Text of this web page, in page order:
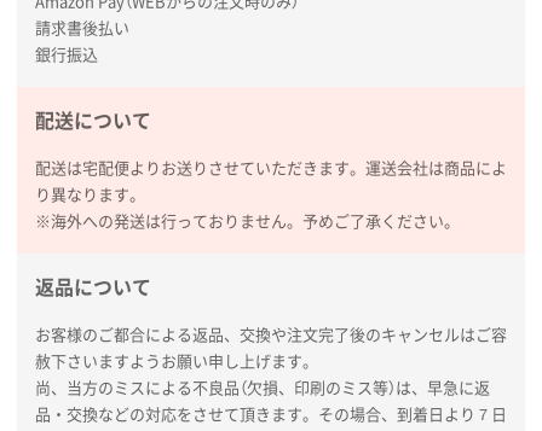
2026年01月27日 13:12
毎年注文しており、信頼できるから。出来上がりも満
熊本県S社様
ぺんてる ビクーニャフィール1000枚
2026年01月26日 15:45
印刷範囲が広かったから、取扱商品
新潟県R社様
2026年01月16日 10:53
納期が比較的短く、ロット数が豊富に選べて価格が安
かったため
請求書後払い
銀行振込
配送について
配送は宅配便よりお送りさせていただきます。運送会社は商品によ
り異なります。
※海外への発送は行っておりません。予めご了承ください。
返品について
お客様のご都合による返品、交換や注文完了後のキャンセルはご容
赦下さいますようお願い申し上げます。
尚、当方のミスによる不良品（欠損、印刷のミス等）は、早急に返
品・交換などの対応をさせて頂きます。その場合、到着日より７日